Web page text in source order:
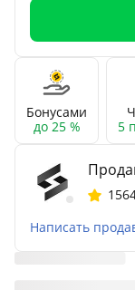
Бонусами
до 25 %
5
Написать